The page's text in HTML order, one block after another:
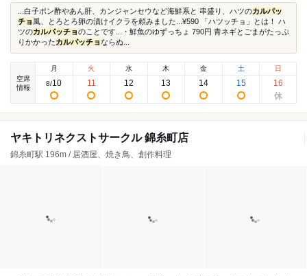
...白子ポン酢やあん肝、カンジャンセウなど海鮮系と 串盛り、ハツのカルパッ
チョ 風、とろとろ卵の漬けイクラを頼みました...¥590 「ハツッチョ」とは！ ハ
ツのカルパッチョのことです...・鮮魚のゆずっちょ 790円 青ネギとごまがたっぷ
りかかったカルパッチョならぬ...
空席
情報
月
8/10
火
11
水
12
木
13
金
14
土
15
日
16
ヤキトリネクストサークル 錦糸町店
錦糸町駅 196m / 居酒屋、焼き鳥、創作料理